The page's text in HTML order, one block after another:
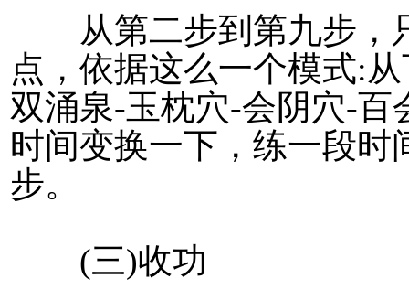
从第二步到第九步，
点，依据这么一个模式:
双涌泉-玉枕穴-会阴穴-百
时间变换一下，练一段时
步。
(三)收功